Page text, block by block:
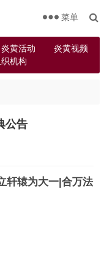
炎黄活动
炎黄视频
机构
菜单
公告
轩辕为大一|合万法